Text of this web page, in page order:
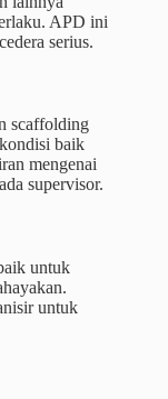
APD ini
serius.
scaffolding
baik
mengenai
supervisor.
untuk
untuk